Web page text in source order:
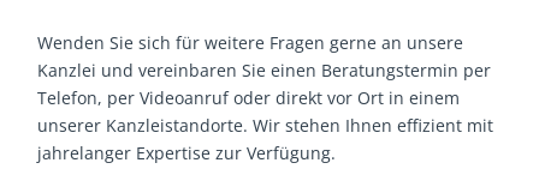
Wenden Sie sich für weitere Fragen gerne an unsere
Kanzlei und vereinbaren Sie einen Beratungstermin per
Telefon, per Videoanruf oder direkt vor Ort in einem
unserer Kanzleistandorte. Wir stehen Ihnen effizient mit
jahrelanger Expertise zur Verfügung.